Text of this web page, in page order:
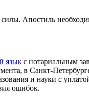
Апостиль
язык с нотариальным
в Санкт-
и науки с
ошибок.